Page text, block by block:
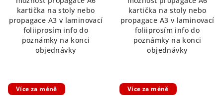
kartička na stoly nebo
propagace A3 v laminovací
foliiprosím info do
poznámky na konci
objednávky
kartička na stoly nebo
propagace A3 v laminovací
foliiprosím info do
poznámky na konci
objednávky
Více za méně Více za méně